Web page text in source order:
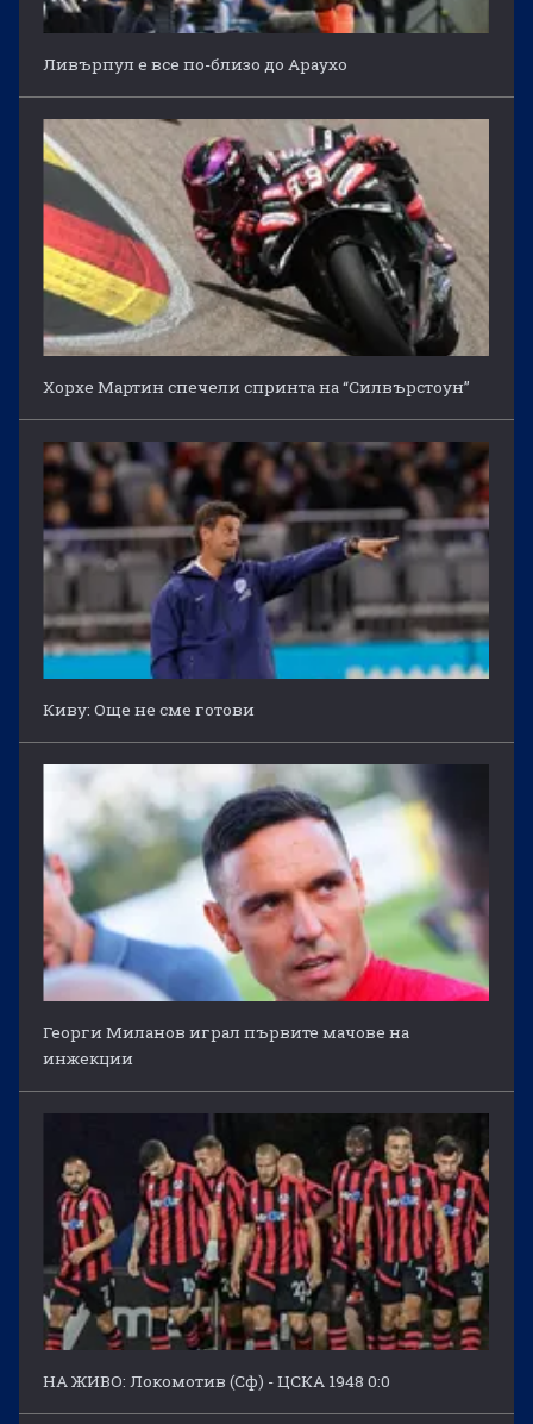
Ливърпул е все по-близо до Араухо
Хорхе Мартин спечели спринта на “Силвърстоун”
Киву: Още не сме готови
Георги Миланов играл първите мачове на
инжекции
НА ЖИВО: Локомотив (Сф) - ЦСКА 1948 0:0